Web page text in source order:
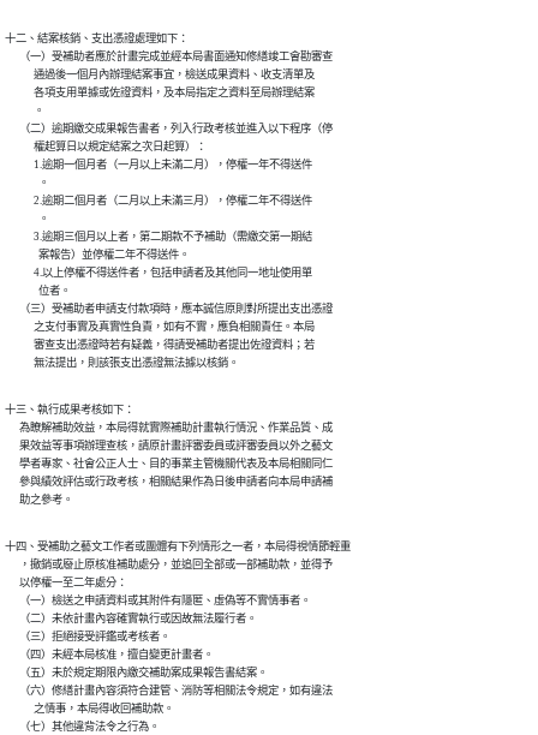
十二、結案核銷、支出憑證處理如下：
      （一）受補助者應於計畫完成並經本局書面通知修繕竣工會勘審查
            通過後一個月內辦理結案事宜，檢送成果資料、收支清單及
            各項支用單據或佐證資料，及本局指定之資料至局辦理結案
            。
      （二）逾期繳交成果報告書者，列入行政考核並進入以下程序（停
            權起算日以規定結案之次日起算）：
            1.逾期一個月者（一月以上未滿二月），停權一年不得送件
              。
            2.逾期二個月者（二月以上未滿三月），停權二年不得送件
              。
            3.逾期三個月以上者，第二期款不予補助（需繳交第一期結
              案報告）並停權二年不得送件。
            4.以上停權不得送件者，包括申請者及其他同一地址使用單
              位者。
      （三）受補助者申請支付款項時，應本誠信原則對所提出支出憑證
            之支付事實及真實性負責，如有不實，應負相關責任。本局
            審查支出憑證時若有疑義，得請受補助者提出佐證資料；若
            無法提出，則該張支出憑證無法據以核銷。
十三、執行成果考核如下：
      為瞭解補助效益，本局得就實際補助計畫執行情況、作業品質、成
      果效益等事項辦理查核，請原計畫評審委員或評審委員以外之藝文
      學者專家、社會公正人士、目的事業主管機關代表及本局相關同仁
      參與績效評估或行政考核，相關結果作為日後申請者向本局申請補
      助之參考。
十四、受補助之藝文工作者或團體有下列情形之一者，本局得視情節輕重
      ，撤銷或廢止原核准補助處分，並追回全部或一部補助款，並得予
      以停權一至二年處分：
      （一）檢送之申請資料或其附件有隱匿、虛偽等不實情事者。
      （二）未依計畫內容確實執行或因故無法履行者。
      （三）拒絕接受評鑑或考核者。
      （四）未經本局核准，擅自變更計畫者。
      （五）未於規定期限內繳交補助案成果報告書結案。
      （六）修繕計畫內容須符合建管、消防等相關法令規定，如有違法
            之情事，本局得收回補助款。
      （七）其他違背法令之行為。